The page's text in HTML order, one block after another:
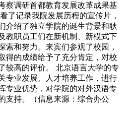
察调研首都教育发展改革成果基
了记录我院发展历程的宣传片，
介绍了独立学院的诞生背景和耿
教职员工们在新机制、新模式下
索和努力。来宾们参观了校园，
得的成绩给予了充分肯定，对校
较高的评价。
北京语言大学的专
专业发展、人才培养工作，进行
专业优势，对学院的对外汉语专
支持。（信息来源：综合办公